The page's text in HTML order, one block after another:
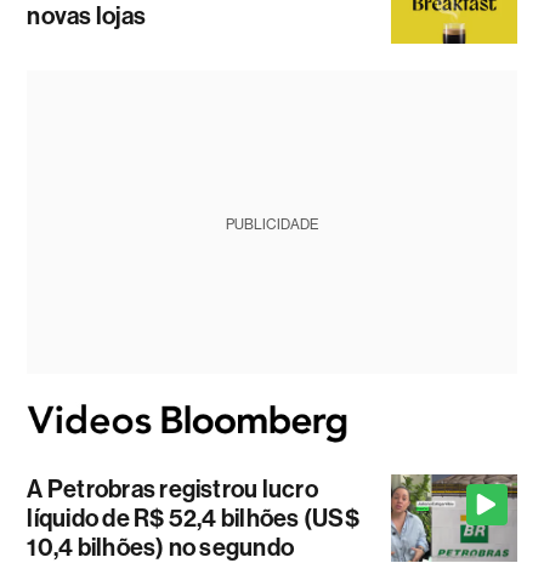
novas lojas
PUBLICIDADE
A Petrobras registrou lucro
líquido de R$ 52,4 bilhões (US$
10,4 bilhões) no segundo